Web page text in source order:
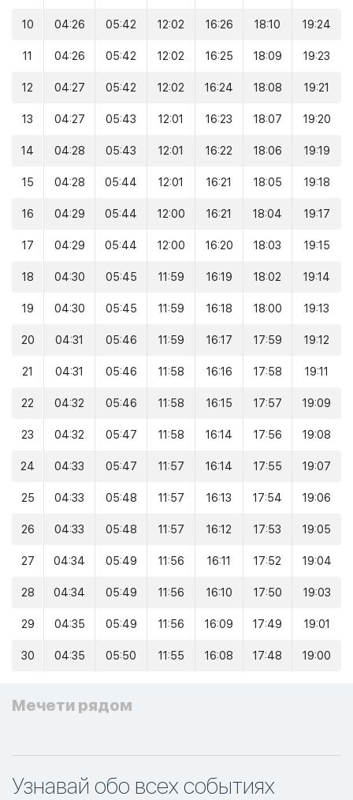
10 04:26 05:42 12:02 16:26 18:10 19:24
11 04:26 05:42 12:02 16:25 18:09 19:23
12 04:27 05:42 12:02 16:24 18:08 19:21
13 04:27 05:43 12:01 16:23 18:07 19:20
14 04:28 05:43 12:01 16:22 18:06 19:19
15 04:28 05:44 12:01 16:21 18:05 19:18
16 04:29 05:44 12:00 16:21 18:04 19:17
17 04:29 05:44 12:00 16:20 18:03 19:15
18 04:30 05:45 11:59 16:19 18:02 19:14
19 04:30 05:45 11:59 16:18 18:00 19:13
20 04:31 05:46 11:59 16:17 17:59 19:12
21 04:31 05:46 11:58 16:16 17:58 19:11
22 04:32 05:46 11:58 16:15 17:57 19:09
23 04:32 05:47 11:58 16:14 17:56 19:08
24 04:33 05:47 11:57 16:14 17:55 19:07
25 04:33 05:48 11:57 16:13 17:54 19:06
26 04:33 05:48 11:57 16:12 17:53 19:05
27 04:34 05:49 11:56 16:11 17:52 19:04
28 04:34 05:49 11:56 16:10 17:50 19:03
29 04:35 05:49 11:56 16:09 17:49 19:01
30 04:35 05:50 11:55 16:08 17:48 19:00
Мечети рядом
Узнавай обо всех событиях